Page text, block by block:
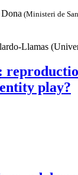
(Ministeri de
Llamas
play?